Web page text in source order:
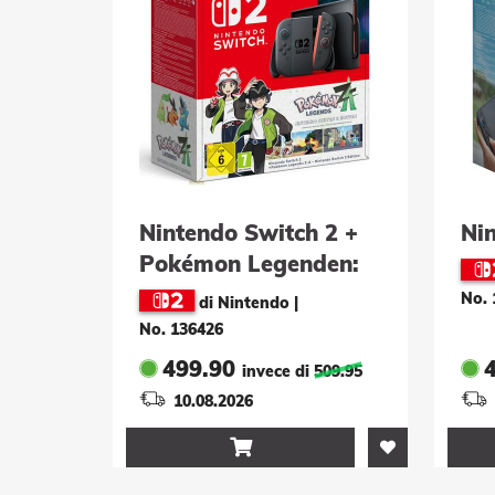
Nintendo Switch 2 +
Pokémon Legenden:
Z-A Nintendo Switch
2 Edition-Set
di Nintendo |
No. 136426
499.90 invece di 509.95
10.08.2026

No.